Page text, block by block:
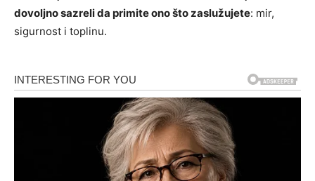
dovoljno sazreli da primite ono što zaslužujete: mir,
sigurnost i toplinu.